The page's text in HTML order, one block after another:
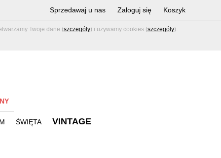
Twoje dane (szczegóły) i używamy cookies (szczegóły).
Sprzedawaj u nas Zaloguj się Koszyk
ŚWIĘTA VINTAGE